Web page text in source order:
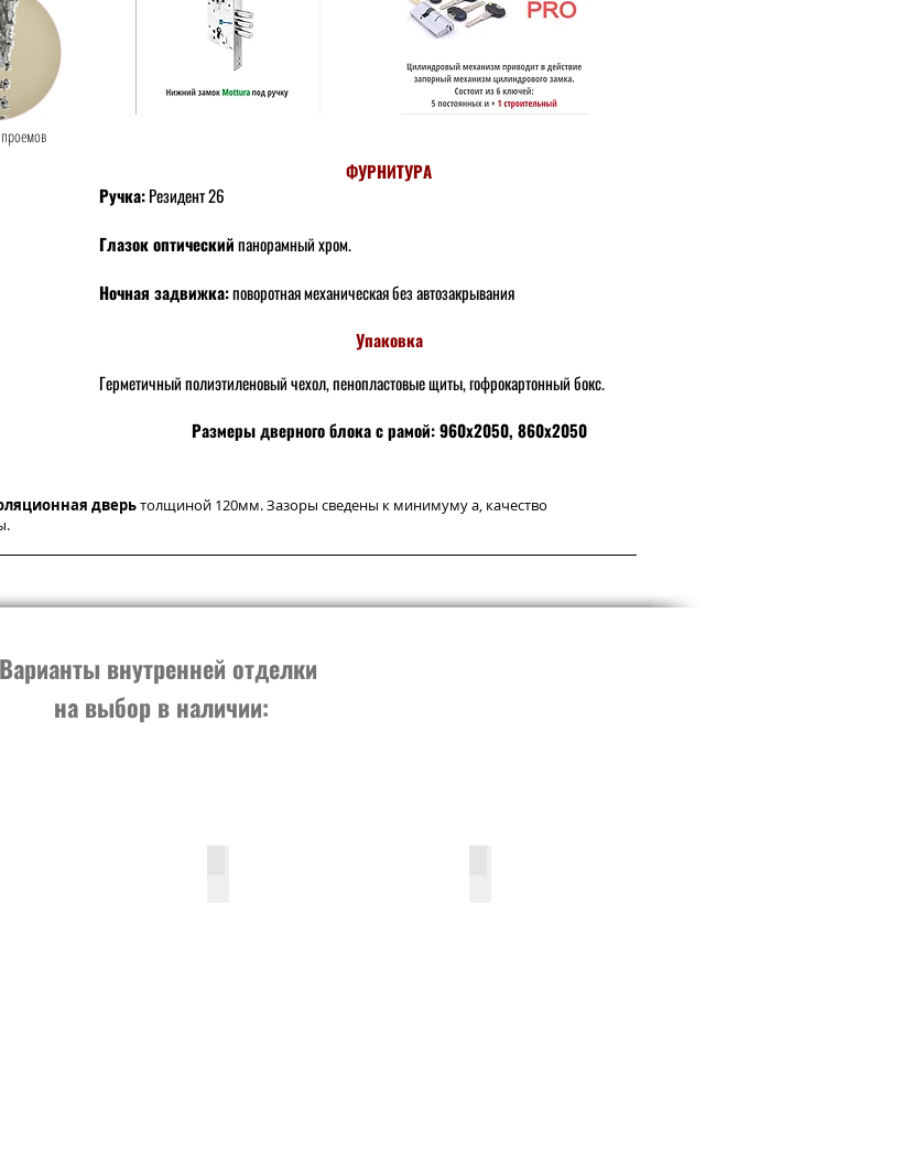
ФУРНИТУРА
Ручка:Резидент 26
Глазок оптическийпанорамный хром.
Ночная задвижка:поворотная механическая без автозакрывания
Упаковка
Герметичный полиэтиленовый чехол, пенопластовые щиты, гофрокартонный бокс.
Размеры дверного блока с рамой: 960х2050, 860х2050
дверьтолщиной 120мм. Зазоры сведены к минимуму а, качество
Варианты внутренней отделки
на выбор в наличии: